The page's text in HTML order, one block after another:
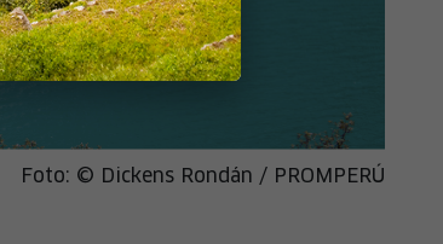
Foto: © Dickens Rondán / PROMPERÚ